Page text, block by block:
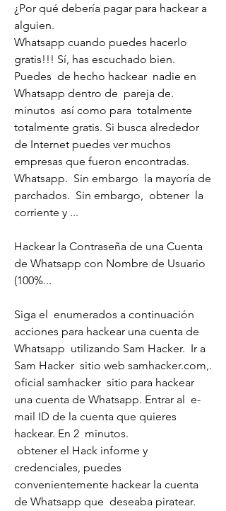
¿Por qué debería pagar para hackear a
alguien.
Whatsapp cuando puedes hacerlo
gratis!!! Sí, has escuchado bien.
Puedes  de hecho hackear  nadie en
Whatsapp dentro de  pareja de.
minutos  así como para  totalmente
totalmente gratis. Si busca alrededor
de Internet puedes ver muchos
empresas que fueron encontradas.
Whatsapp.  Sin embargo  la mayoría de
parchados.  Sin embargo,  obtener  la
corriente y ...
Hackear la Contraseña de una Cuenta
de Whatsapp con Nombre de Usuario
(100%...
Siga el  enumerados a continuación
acciones para hackear una cuenta de
Whatsapp  utilizando Sam Hacker.  Ir a
Sam Hacker  sitio web samhacker.com,.
oficial samhacker  sitio para hackear
una cuenta de Whatsapp. Entrar al  e-
mail ID de la cuenta que quieres
hackear. En 2  minutos.
credenciales, puedes
convenientemente hackear la cuenta
de Whatsapp que  deseaba piratear.